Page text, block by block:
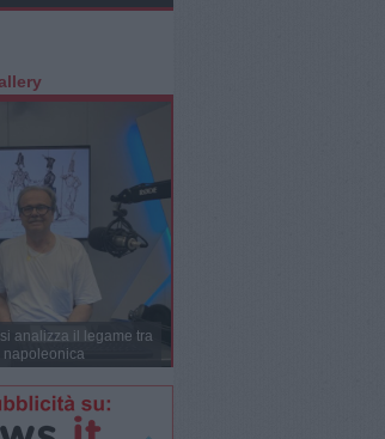
analizza il legame tra
napoleonica